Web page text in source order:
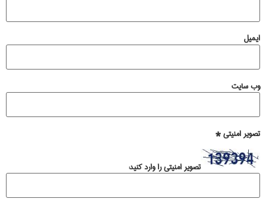
ایمیل
وب‌ سایت
تصویر امنیتی*
تصویر امنیتی را وارد کنید: